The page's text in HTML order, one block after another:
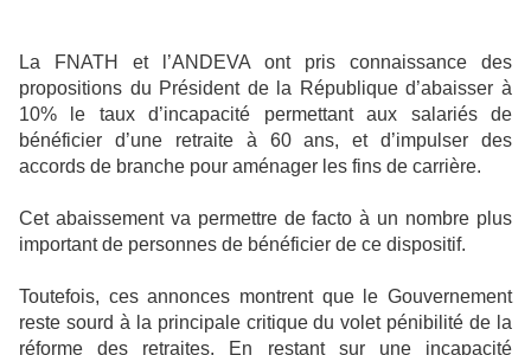
La FNATH et l’ANDEVA ont pris connaissance des
propositions du Président de la République d’abaisser à
10% le taux d’incapacité permettant aux salariés de
bénéficier d’une retraite à 60 ans, et d’impulser des
accords de branche pour aménager les fins de carrière.
Cet abaissement va permettre de facto à un nombre plus
important de personnes de bénéficier de ce dispositif.
Toutefois, ces annonces montrent que le Gouvernement
reste sourd à la principale critique du volet pénibilité de la
réforme des retraites. En restant sur une incapacité